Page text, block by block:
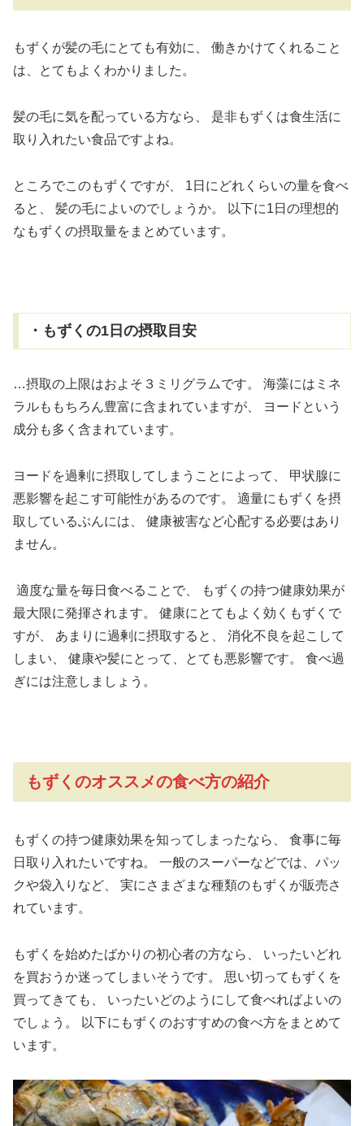
もずくが髪の毛にとても有効に、
働きかけてくれること
は、とてもよくわかりました。
髪の毛に気を配っている方なら、
是非もずくは食生活に
取り入れたい食品ですよね。
ところでこのもずくですが、
1日にどれくらいの量を食べ
ると、
髪の毛によいのでしょうか。
以下に1日の理想的
なもずくの摂取量をまとめています。
・もずくの1日の摂取目安
…摂取の上限はおよそ３ミリグラムです。
海藻にはミネ
ラルももちろん豊富に含まれていますが、
ヨードという
成分も多く含まれています。
ヨードを過剰に摂取してしまうことによって、
甲状腺に
悪影響を起こす可能性があるのです。
適量にもずくを摂
取しているぶんには、
健康被害など心配する必要はあり
ません。
適度な量を毎日食べることで、
もずくの持つ健康効果が
最大限に発揮されます。
健康にとてもよく効くもずくで
すが、
あまりに過剰に摂取すると、
消化不良を起こして
しまい、
健康や髪にとって、とても悪影響です。
食べ過
ぎには注意しましょう。
もずくのオススメの食べ方の紹介
もずくの持つ健康効果を知ってしまったなら、
食事に毎
日取り入れたいですね。
一般のスーパーなどでは、パッ
クや袋入りなど、
実にさまざまな種類のもずくが販売さ
れています。
もずくを始めたばかりの初心者の方なら、
いったいどれ
を買おうか迷ってしまいそうです。
思い切ってもずくを
買ってきても、
いったいどのようにして食べればよいの
でしょう。
以下にもずくのおすすめの食べ方をまとめて
います。